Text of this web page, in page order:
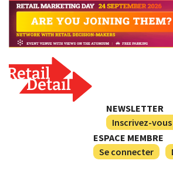
NEWSLETTER
Inscrivez-
ESPACE MEMBRE
Se connecter